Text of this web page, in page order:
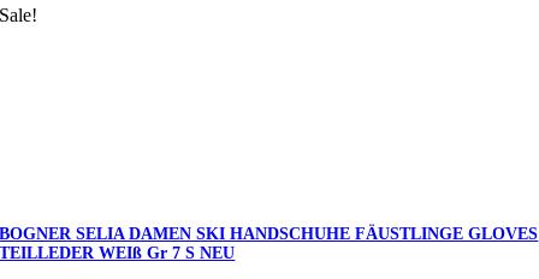
Sale!
BOGNER SELIA DAMEN SKI HANDSCHUHE FÄUSTLINGE GLOVES
TEILLEDER WEIß Gr 7 S NEU